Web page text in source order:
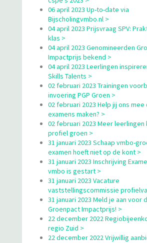
06 april 2023 Up-to-date via
Bijscholingvmbo.nl >
04 april 2023 Prijsvraag SPV:
klas >
04 april 2023 Genomineerden
Impactprijs bekend >
04 april 2023 Leerlingen
Skills Talents >
02 februari 2023 Trainingen
invoering PGP Groen >
02 februari 2023 Help jij ons
examens maken? >
02 februari 2023 Meer leerlingen
profiel groen >
31 januari 2023 Schaap vmbo-
examen hoeft niet op de kont >
31 januari 2023 Inschrijving
vmbo is gestart >
31 januari 2023 Vacature
vaststellingscommissie
31 januari 2023 Meld je aan voor
Groenpact Impactprijs! >
22 december 2022
regio Zuid >
22 december 2022 Vrijwillig